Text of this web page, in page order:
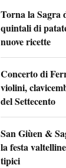
Torna la Sagra
quintali di
nuove ricette
Concerto di
violini,
del Settecento
San Giùen &
la festa
tipici